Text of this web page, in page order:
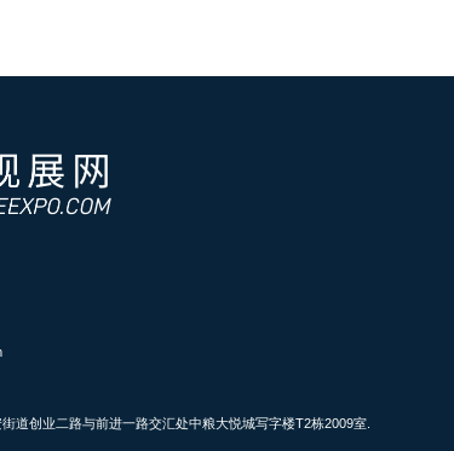
道创业二路与前进一路交汇处中粮大悦城写字楼T2栋2009室.